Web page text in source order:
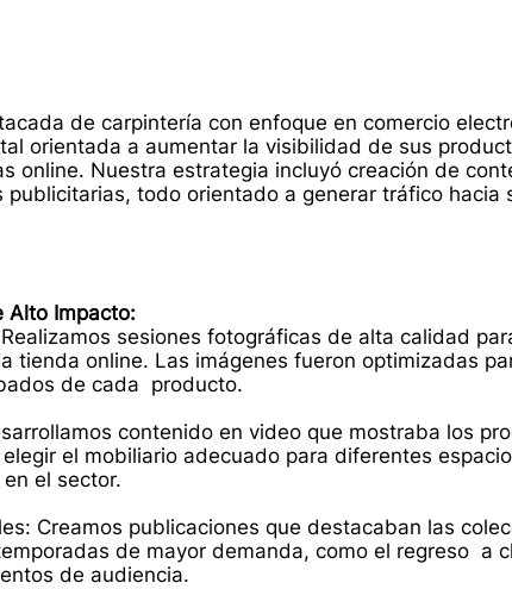
de carpintería con enfoque en comercio
orientada a aumentar la visibilidad de sus
online. Nuestra estrategia incluyó creación de
todo orientado a generar tráfico hacia
Alto Impacto:
sesiones fotográficas de alta calidad
tienda online. Las imágenes fueron optimizadas
de cada producto.
contenido en video que mostraba los
el mobiliario adecuado para diferentes
el sector.
Creamos publicaciones que destacaban las
de mayor demanda, como el regreso a
de audiencia.